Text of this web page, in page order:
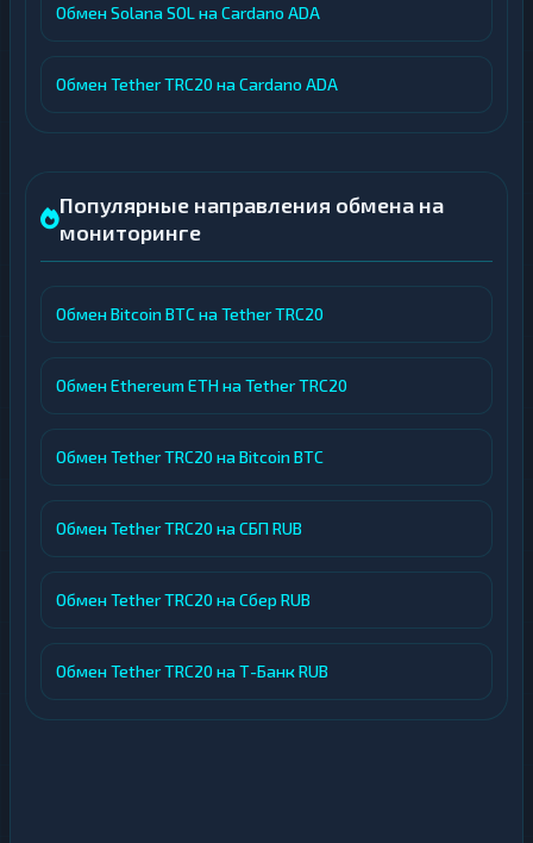
Обмен Solana SOL на Cardano ADA
Обмен Tether TRC20 на Cardano ADA
Популярные направления обмена на
мониторинге
Обмен Bitcoin BTC на Tether TRC20
Обмен Ethereum ETH на Tether TRC20
Обмен Tether TRC20 на Bitcoin BTC
Обмен Tether TRC20 на СБП RUB
Обмен Tether TRC20 на Сбер RUB
Обмен Tether TRC20 на Т-Банк RUB